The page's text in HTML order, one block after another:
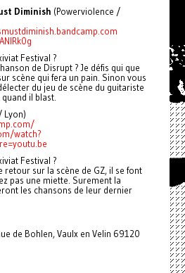
Diminish (Powerviolence /
Festival ?
de Disrupt ? Je défis qui que
scène qui fera un pain. Sinon vous
du jeu de scène du guitariste
il blast.
Lyon)
watch?
Festival ?
retour sur la scène de GZ, il se font
pas une miette. Surement la
les chansons de leur dernier
de Bohlen, Vaulx en Velin 69120